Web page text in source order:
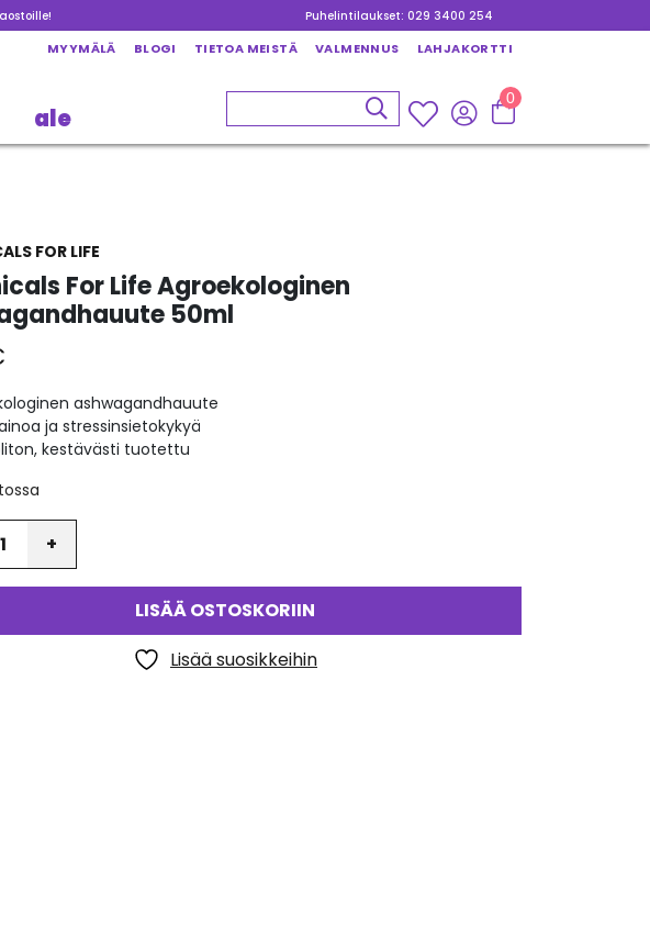
Puhelintilaukset: 029 3400 254
MYYMÄLÄ BLOGI TIETOA MEISTÄ VALMENNUS LAHJAKORTTI
ale
0
FOR LIFE
For Life Agroekologinen
50ml
ashwagandhauute
ja stressinsietokykyä
kestävästi tuotettu
LISÄÄ OSTOSKORIIN
Lisää suosikkeihin